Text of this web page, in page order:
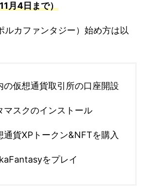
月4日まで）
ルカファンタジー）始め方は以
仮想通貨取引所の口座開設
スクのインストール
貨XPトークン&NFTを購入
をプレイ